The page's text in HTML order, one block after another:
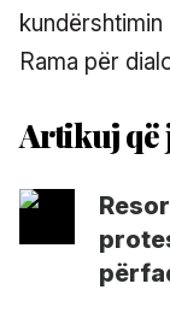
Rama për